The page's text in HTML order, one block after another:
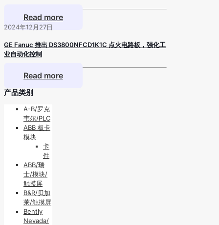
Read more
2024年12月27日
GE Fanuc 推出 DS3800NFCD1K1C 点火电路板，强化工
业自动化控制
Read more
产品类别
A-B/罗克
韦尔/PLC
ABB 板卡
模块
卡
件
ABB/瑞
士/模块/
触摸屏
B&R/贝加
莱/触摸屏
Bently
Nevada/